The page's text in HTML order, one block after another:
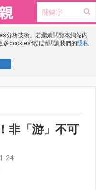
分析技術。若繼續閱覽本網站內
多cookies資訊請閱讀我們的隱私
非「游」不可
24